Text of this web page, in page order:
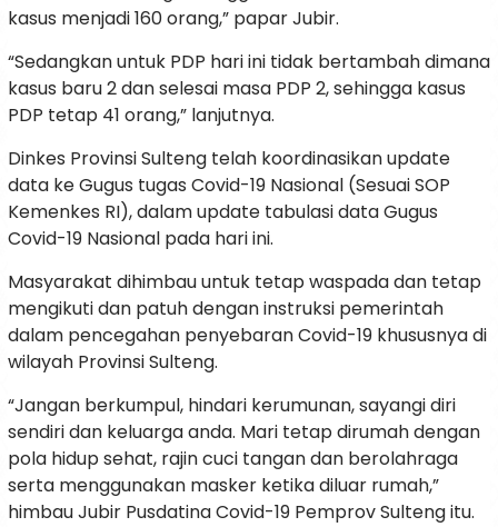
kasus menjadi 160 orang,” papar Jubir.
“Sedangkan untuk PDP hari ini tidak bertambah dimana
kasus baru 2 dan selesai masa PDP 2, sehingga kasus
PDP tetap 41 orang,” lanjutnya.
Dinkes Provinsi Sulteng telah koordinasikan update
data ke Gugus tugas Covid-19 Nasional (Sesuai SOP
Kemenkes RI), dalam update tabulasi data Gugus
Covid-19 Nasional pada hari ini.
Masyarakat dihimbau untuk tetap waspada dan tetap
mengikuti dan patuh dengan instruksi pemerintah
dalam pencegahan penyebaran Covid-19 khususnya di
wilayah Provinsi Sulteng.
“Jangan berkumpul, hindari kerumunan, sayangi diri
sendiri dan keluarga anda. Mari tetap dirumah dengan
pola hidup sehat, rajin cuci tangan dan berolahraga
serta menggunakan masker ketika diluar rumah,”
himbau Jubir Pusdatina Covid-19 Pemprov Sulteng itu.